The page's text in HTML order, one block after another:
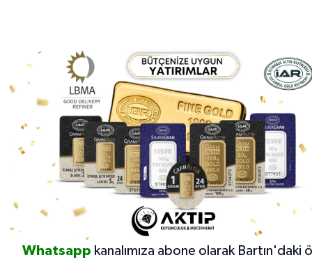
Whatsapp kanalımıza abone olarak Bartın'daki